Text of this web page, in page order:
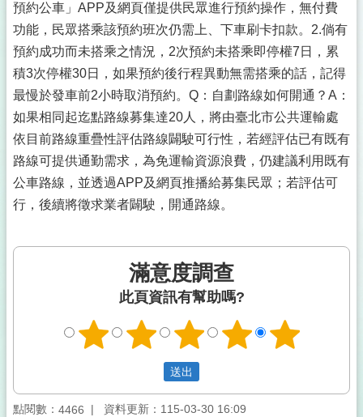
預約公車」APP及網頁僅提供民眾進行預約操作，無付費
功能，民眾搭乘該預約班次仍需上、下車刷卡扣款。2.倘有
預約成功而未搭乘之情況，2次預約未搭乘即停權7日，累
積3次停權30日，如果預約後行程異動無需搭乘的話，記得
最慢於發車前2小時取消預約。Q：自劃路線如何開通？A：
如果相同起迄點路線募集達20人，將由臺北市公共運輸處
依目前路線重疊性評估路線闢駛可行性，若經評估已有既有
路線可提供通勤需求，為免運輸資源浪費，仍建議利用既有
公車路線，並透過APP及網頁推播給募集民眾；若評估可
行，後續將徵求業者闢駛，開通路線。
滿意度調查
此頁資訊有幫助嗎?
點閱數： 4466
資料更新：115-03-30 16:09